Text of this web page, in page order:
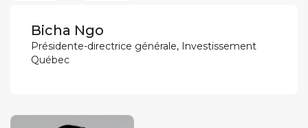
Bicha Ngo
Présidente-directrice générale, Investissement
Québec